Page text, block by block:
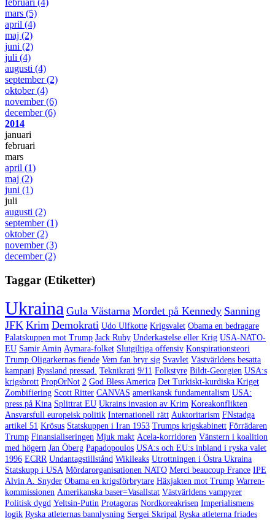
februari (4)
mars (5)
april (4)
maj (2)
juni (2)
juli (4)
augusti (4)
september(2)
oktober(4)
november(6)
december(6)
2014
januari
februari
mars
april (1)
maj (2)
juni (1)
juli
augusti (2)
september(1)
oktober(2)
november(3)
december(2)
Taggar (Etiketter)
Ukraina Gula Västarna Mordet på Kennedy Sanning
JFK Krim Demokrati Udo Ulfkotte Krigsvalet Obama en bedragare
Palatskuppen mot Trump Jack Ruby Underkastelse eller Krig USA-NATO-
EU Samir Amin Aymara-folket Slutgiltiga offensiv Konspirationsteori
Trump Oligarkernas fiende Vem fan bryr sig Svavlet Västvärldens besatta
kampanj Ryssland pressad. Teknikrati 9/11 Folkstyre Bildt-Georgien USA:s
krigsbrott PropOrNot 2 God Bless America Det Turkiskt-kurdiska Kriget
Zombifiering Scott Ritter CANVAS amerikansk fundamentalism USA:
press på Kina Splittrat EU Ukrains invasion av Krim Koreakonflikten
Ansvarsfull europeisk politik Internationell rätt Auktoritarism FNstadga
artikel 51 Krösus Statskuppen i Iran 1953 Trumps krigskabinett Förrädaren
Trump Finansialiseringen Mjuk makt Acela-korridoren Vänstern i koalition
med högern Jan Öberg Papadopoulos USA:s och EU:s inbland i ryska valet
1996 ECRR Undantagstillstånd Wikileaks Utrottningen i Östra Ukraina
Statskupp i USA Mördarorganisationen NATO Merci beaucoup France IPE
Alvin A. Snyder Obama en krigsförbrytare Häxjakten mot Trump Warren-
kommissionen Amerikanska baser=Vasallstat Västvärldens vampyrer
Politisk dygd Yeltsin-Putin Protagoras Nordkoreakrisen Imperialismens
logik Ryska atleternas bannlysning Sergei Skripal Ryska atleterna friades